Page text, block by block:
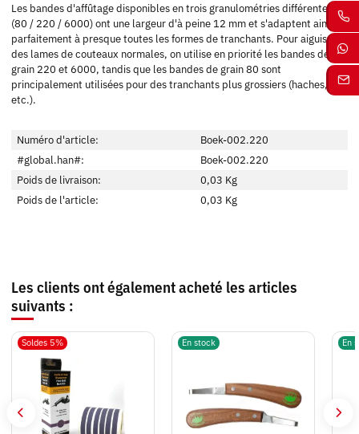
Les bandes d'affûtage disponibles en trois granulométries différentes
(80 / 220 / 6000) ont une largeur d'à peine 12 mm et s'adaptent ainsi
parfaitement à presque toutes les formes de tranchants. Pour aiguiser
des lames de couteaux normales, on utilise en priorité les bandes de
grain 220 et 6000, tandis que les bandes de grain 80 sont
principalement utilisées pour des tranchants plus grossiers (haches,
etc.).
Numéro d'article:
Boek-002.220
#global.han#:
Boek-002.220
Poids de livraison:
0,03 Kg
Poids de l'article:
0,03 Kg
Les clients ont également acheté les articles
suivants :
Soldes 5% En stock En